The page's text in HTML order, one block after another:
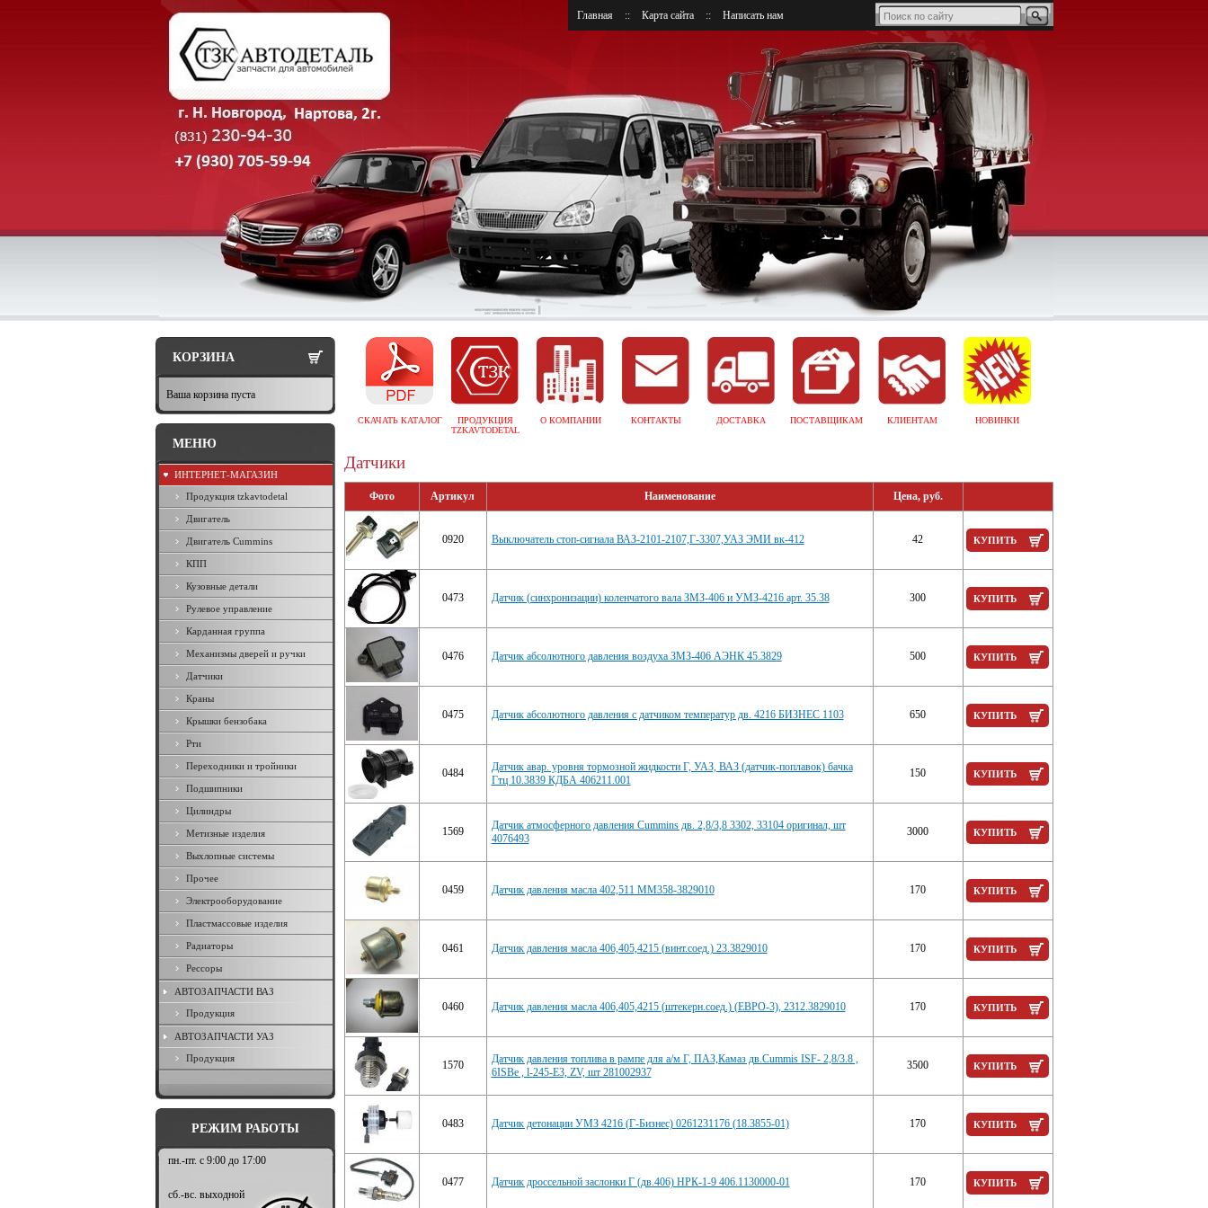
Главная :: Карта сайта :: Написать нам
СКАЧАТЬ КАТАЛОГ
ПРОДУКЦИЯ
TZKAVTODETAL
О КОМПАНИИ КОНТАКТЫ ДОСТАВКА ПОСТАВЩИКАМ КЛИЕНТАМ НОВИНКИ
Датчики
Фото Артикул Наименование Цена, руб.
0920 Выключатель стоп-сигнала ВАЗ-2101-2107,Г-3307,УАЗ ЭМИ вк-412 42 КУПИТЬ
0473 Датчик (синхронизации) коленчатого вала ЗМЗ-406 и УМЗ-4216 арт. 35.38 300 КУПИТЬ
0476 Датчик абсолютного давления воздуха ЗМЗ-406 АЭНК 45.3829 500 КУПИТЬ
0475 Датчик абсолютного давления с датчиком температур дв. 4216 БИЗНЕС 1103 650 КУПИТЬ
0484
Датчик авар. уровня тормозной жидкости Г, УАЗ, ВАЗ (датчик-поплавок) бачка
Гтц 10.3839 КДБА 406211.001
150 КУПИТЬ
1569
Датчик атмосферного давления Cummins дв. 2,8/3,8 3302, 33104 оригинал, шт
4076493
3000 КУПИТЬ
0459 Датчик давления масла 402,511 ММ358-3829010 170 КУПИТЬ
0461 Датчик давления масла 406,405,4215 (винт.соед.) 23.3829010 170 КУПИТЬ
0460 Датчик давления масла 406,405,4215 (штекерн.соед.) (ЕВРО-3), 2312.3829010 170 КУПИТЬ
1570
Датчик давления топлива в рампе для а/м Г, ПАЗ,Камаз дв.Cummis ISF- 2,8/3.8 ,
6ISBe , l-245-Е3, ZV, шт 281002937
3500 КУПИТЬ
0483 Датчик детонации УМЗ 4216 (Г-Бизнес) 0261231176 (18.3855-01) 170 КУПИТЬ
0477 Датчик дроссельной заслонки Г (дв.406) НРК-1-9 406.1130000-01 170 КУПИТЬ
КОРЗИНА
Ваша корзина пуста
МЕНЮ
ИНТЕРНЕТ-МАГАЗИН
Продукция tzkavtodetal
Двигатель
Двигатель Cummins
КПП
Кузовные детали
Рулевое управление
Карданная группа
Механизмы дверей и ручки
Датчики
Краны
Крышки бензобака
Рти
Переходники и тройники
Подшипники
Цилиндры
Метизные изделия
Выхлопные системы
Прочее
Электрооборудование
Пластмассовые изделия
Радиаторы
Рессоры
АВТОЗАПЧАСТИ ВАЗ
Продукция
АВТОЗАПЧАСТИ УАЗ
Продукция
РЕЖИМ РАБОТЫ
пн.-пт. с 9:00 до 17:00
сб.-вс. выходной